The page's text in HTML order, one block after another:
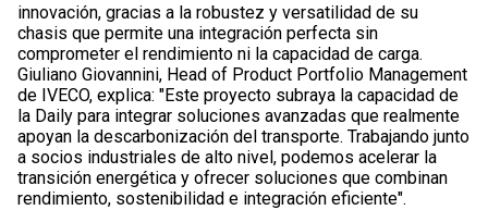
innovación, gracias a la robustez y versatilidad de su
chasis que permite una integración perfecta sin
comprometer el rendimiento ni la capacidad de carga.
Giuliano Giovannini, Head of Product Portfolio Management
de IVECO, explica: "Este proyecto subraya la capacidad de
la Daily para integrar soluciones avanzadas que realmente
apoyan la descarbonización del transporte. Trabajando junto
a socios industriales de alto nivel, podemos acelerar la
transición energética y ofrecer soluciones que combinan
rendimiento, sostenibilidad e integración eficiente".